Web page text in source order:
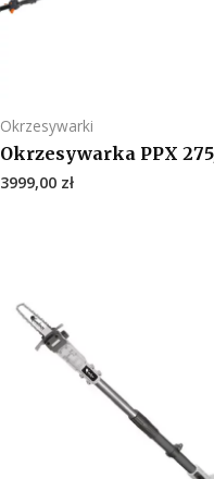
Okrzesywarki
Okrzesywarka PPX
3999,00 zł